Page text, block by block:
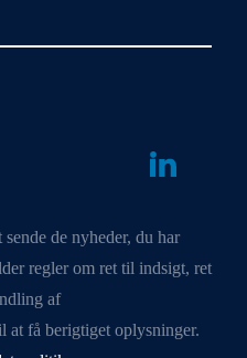
de nyheder, du har
regler om ret til indsigt, ret
af
at få berigtiget oplysninger.